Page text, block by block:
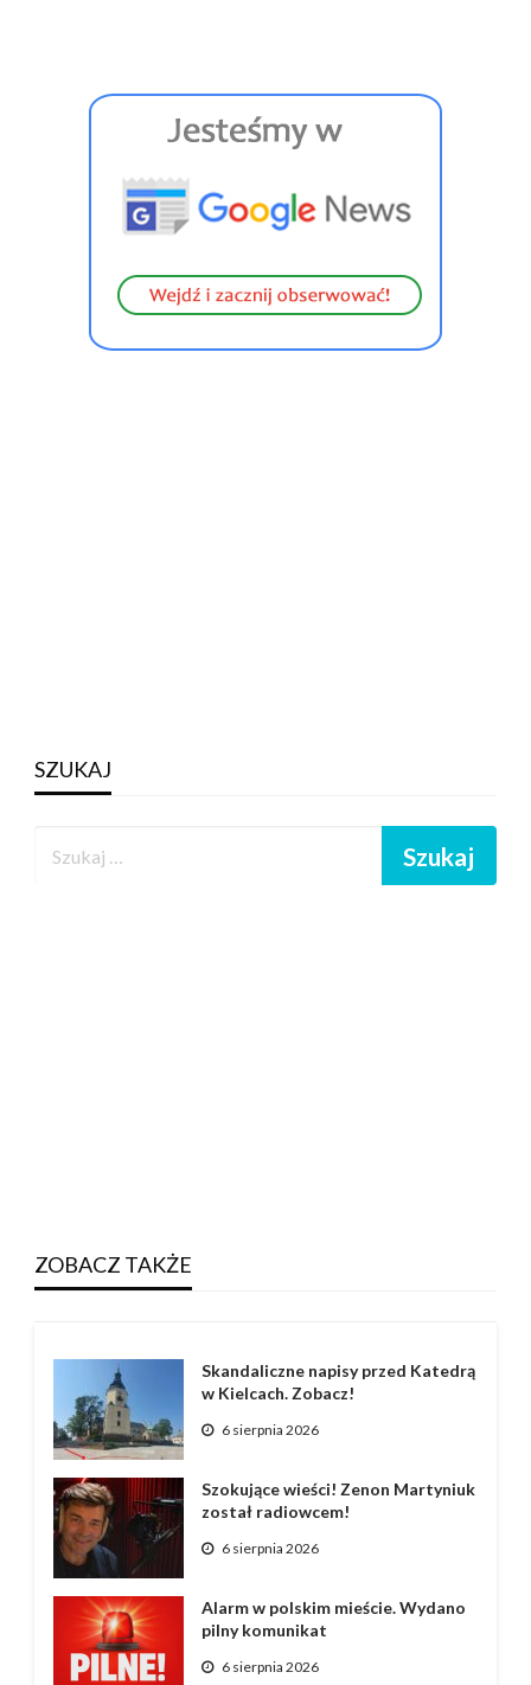
SZUKAJ
ZOBACZ TAKŻE
Skandaliczne napisy przed Katedrą
w Kielcach. Zobacz!
6 sierpnia 2026
Szokujące wieści! Zenon Martyniuk
został radiowcem!
6 sierpnia 2026
Alarm w polskim mieście. Wydano
pilny komunikat
6 sierpnia 2026